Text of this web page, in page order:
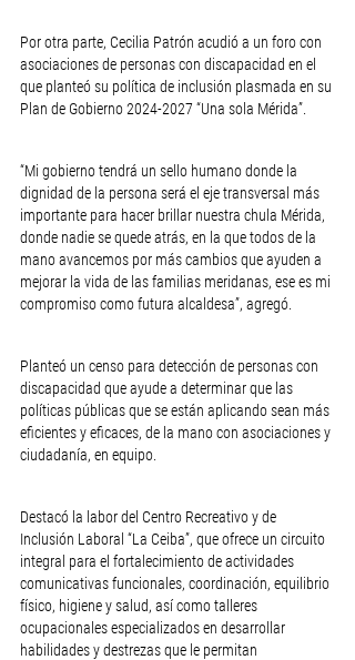
Por otra parte, Cecilia Patrón acudió a un foro con
asociaciones de personas con discapacidad en el
que planteó su política de inclusión plasmada en su
Plan de Gobierno 2024-2027 “Una sola Mérida”.
“Mi gobierno tendrá un sello humano donde la
dignidad de la persona será el eje transversal más
importante para hacer brillar nuestra chula Mérida,
donde nadie se quede atrás, en la que todos de la
mano avancemos por más cambios que ayuden a
mejorar la vida de las familias meridanas, ese es mi
compromiso como futura alcaldesa”, agregó.
Planteó un censo para detección de personas con
discapacidad que ayude a determinar que las
políticas públicas que se están aplicando sean más
eficientes y eficaces, de la mano con asociaciones y
ciudadanía, en equipo.
Destacó la labor del Centro Recreativo y de
Inclusión Laboral “La Ceiba”, que ofrece un circuito
integral para el fortalecimiento de actividades
comunicativas funcionales, coordinación, equilibrio
físico, higiene y salud, así como talleres
ocupacionales especializados en desarrollar
habilidades y destrezas que le permitan